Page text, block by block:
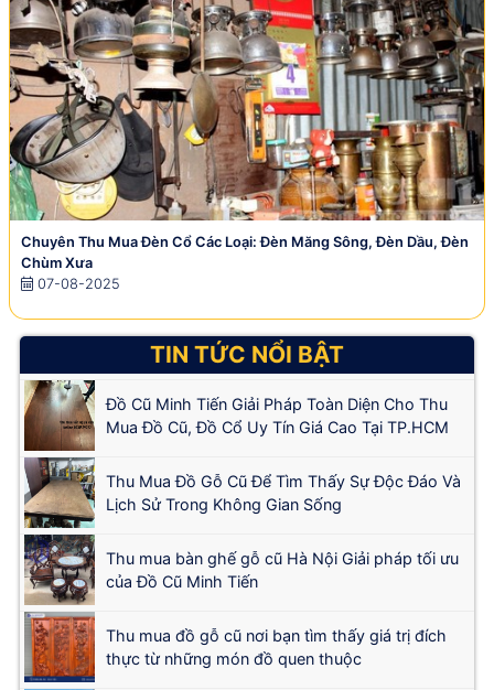
Chuyên Thu Mua Đèn Cổ Các Loại: Đèn Măng Sông, Đèn Dầu, Đèn
Chùm Xưa
07-08-2025
TIN TỨC NỔI BẬT
Đồ Cũ Minh Tiến Giải Pháp Toàn Diện Cho Thu
Mua Đồ Cũ, Đồ Cổ Uy Tín Giá Cao Tại TP.HCM
Thu Mua Đồ Gỗ Cũ Để Tìm Thấy Sự Độc Đáo Và
Lịch Sử Trong Không Gian Sống
Thu mua bàn ghế gỗ cũ Hà Nội Giải pháp tối ưu
của Đồ Cũ Minh Tiến
Thu mua đồ gỗ cũ nơi bạn tìm thấy giá trị đích
thực từ những món đồ quen thuộc